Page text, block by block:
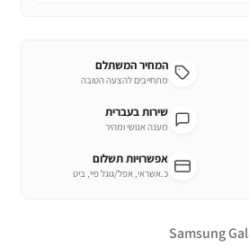
המחיר המשתלם
מתחייבים להצעה הטובה
שירות בעברית
מענה אנושי ומהיר
אפשרויות תשלום
כ.אשראי, אפל/גוגל פיי, ביט